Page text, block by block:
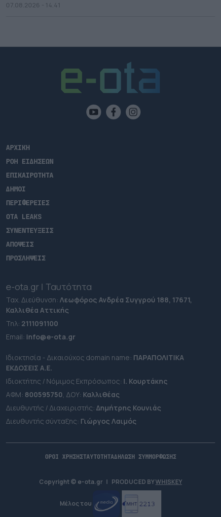
07.08.2026 - 14.41
ΑΡΧΙΚΗ
ΡΟΗ ΕΙΔΗΣΕΩΝ
ΕΠΙΚΑΙΡΟΤΗΤΑ
ΔΗΜΟΙ
ΠΕΡΙΦΕΡΕΙΕΣ
OTA LEAKS
ΣΥΝΕΝΤΕΥΞΕΙΣ
ΑΠΟΨΕΙΣ
ΠΡΟΣΛΗΨΕΙΣ
e-ota.gr | Ταυτότητα
Ταχ. Διεύθυνση: Λεωφόρος Ανδρέα Συγγρού 188, 17671,
Καλλιθέα Αττικής
Τηλ: 2111091100
Εmail: info@e-ota.gr
Ιδιοκτησία - Δικαιούχος domain name: ΠΑΡΑΠΟΛΙΤΙΚΑ
ΕΚΔΟΣΕΙΣ A.E.
Ιδιοκτήτης / Νόμιμος Εκπρόσωπος: Ι. Κουρτάκης
ΑΦΜ: 800595750, ΔΟΥ: Καλλιθέας
Διευθυντής / Διαχειριστής: Δημήτρης Κουνιάς
Διευθυντής σύνταξης: Γιώργος Λαιμός
ΟΡΟΙ ΧΡΗΣΗΣΤΑΥΤΟΤΗΤΑΔΗΛΩΣΗ ΣΥΜΜΟΡΦΩΣΗΣ
Copyright © e-ota.gr | PRODUCED BYWHISKEY
Μέλος του